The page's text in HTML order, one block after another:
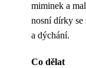
miminek a
nosní dírky se
a dýchání.
Co dělat